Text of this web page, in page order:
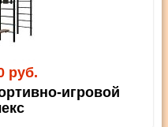
руб.
игровой